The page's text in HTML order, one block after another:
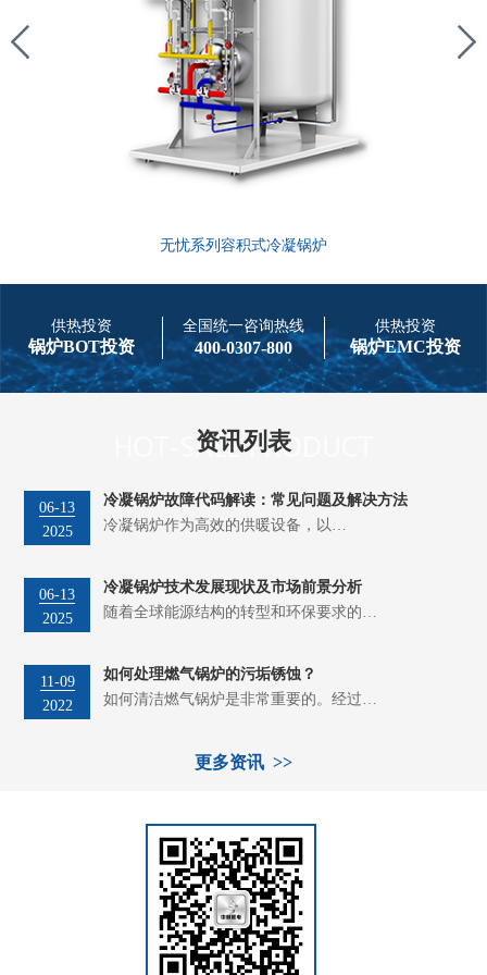
无忧系列容积式冷凝锅炉
供热投资
锅炉BOT投资
全国统一咨询热线
400-0307-800
供热投资
锅炉EMC投资
资讯列表
06-13
2025
冷凝锅炉故障代码解读：常见问题及解决方法
冷凝锅炉作为高效的供暖设备，以…
06-13
2025
冷凝锅炉技术发展现状及市场前景分析
随着全球能源结构的转型和环保要求的…
11-09
2022
如何处理燃气锅炉的污垢锈蚀？
如何清洁燃气锅炉是非常重要的。经过…
更多资讯 >>